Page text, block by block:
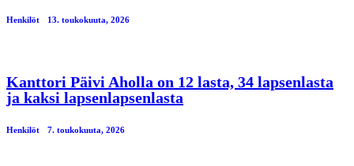
Henkilöt 13. toukokuuta, 2026
Kanttori Päivi Aholla on 12 lasta, 34 lapsenlasta
ja kaksi lapsenlapsenlasta
Henkilöt 7. toukokuuta, 2026